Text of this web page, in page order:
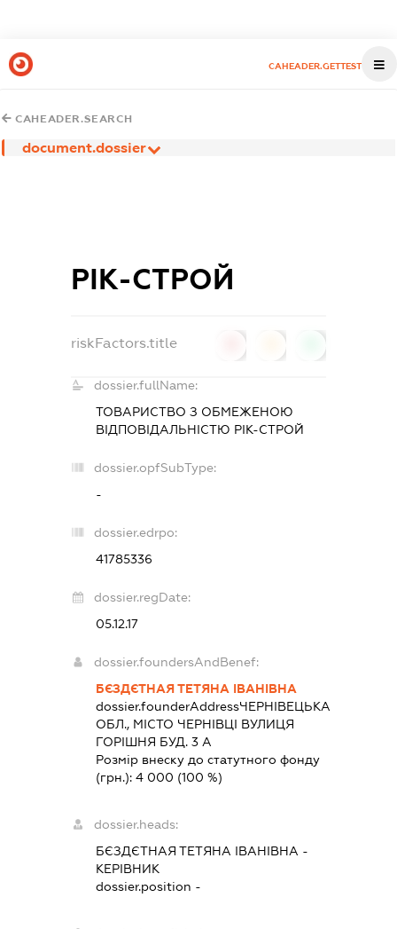
CAHEADER.GETTEST
CAHEADER.SEARCH
document.dossier
РІК-СТРОЙ
riskFactors.title
dossier.fullName:
ТОВАРИСТВО З ОБМЕЖЕНОЮ
ВІДПОВІДАЛЬНІСТЮ РІК-СТРОЙ
dossier.opfSubType:
-
dossier.edrpo:
41785336
dossier.regDate:
05.12.17
dossier.foundersAndBenef:
БЄЗДЄТНАЯ ТЕТЯНА ІВАНІВНА
dossier.founderAddressЧЕРНІВЕЦЬКА
ОБЛ., МІСТО ЧЕРНІВЦІ ВУЛИЦЯ
ГОРІШНЯ БУД. 3 А
Розмір внеску до статутного фонду
(грн.): 4 000 (100 %)
dossier.heads:
БЄЗДЄТНАЯ ТЕТЯНА ІВАНІВНА -
КЕРІВНИК
dossier.position -